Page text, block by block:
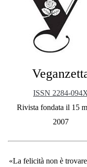
Sidebar
ISSN 2284-
Rivista fondata il 15
2007
«La felicità non è